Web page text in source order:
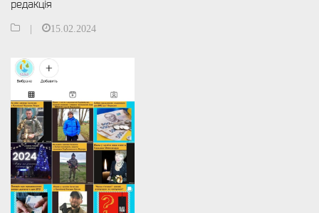
редакція
15.02.2024